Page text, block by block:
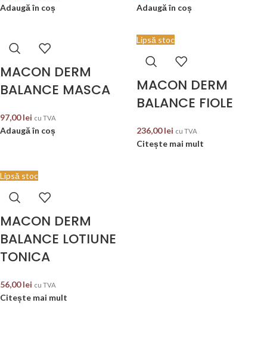
Adaugă în coș Adaugă în coș
MACON DERM
BALANCE MASCA
97,00lei cu TVA
Adaugă în coș
Lipsă stoc
MACON DERM
BALANCE FIOLE
236,00lei cu TVA
Citește mai mult
Lipsă stoc
MACON DERM
BALANCE LOTIUNE
TONICA
56,00lei cu TVA
Citește mai mult